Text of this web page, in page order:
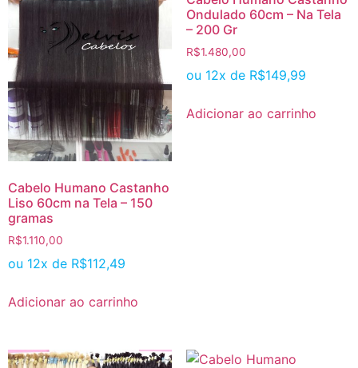
Cabelo Humano Castanho
Liso 60cm na Tela – 150
gramas
R$1.110,00
ou 12x de R$112,49
Adicionar ao carrinho
Ondulado 60cm – Na Tela
– 200 Gr
R$1.480,00
ou 12x de R$149,99
Adicionar ao carrinho